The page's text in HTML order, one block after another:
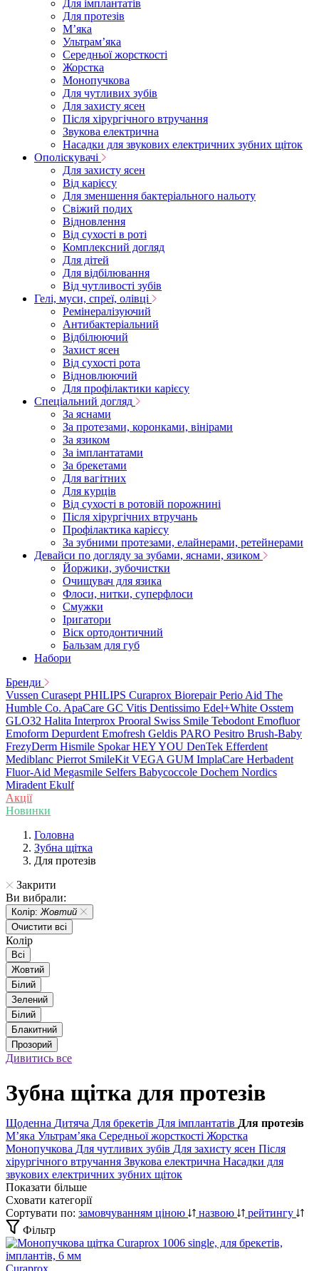
Для імплантатів
Для протезів
Мʼяка
Ультрамʼяка
Середньої жорсткості
Жорстка
Монопучкова
Для чутливих зубів
Для захисту ясен
Після хірургічного втручання
Звукова електрична
Насадки для звукових електричних зубних щіток
Ополіскувачі
Для захисту ясен
Від карієсу
Для зменшення бактеріального нальоту
Свіжий подих
Відновлення
Від сухості в роті
Комплексний догляд
Для дітей
Для відбілювання
Від чутливості зубів
Гелі, муси, спреї, олівці
Ремінералізуючий
Антибактеріальний
Відбілюючий
Захист ясен
Від сухості рота
Відновлюючий
Для профілактики карієсу
Спеціальний догляд
За яснами
За протезами, коронками, вінірами
За язиком
За імплантатами
За брекетами
Для вагітних
Для курців
Від сухості в ротовій порожнині
Після хірургічних втручань
Профілактика карієсу
За зубними протезами, елайнерами, ретейнерами
Девайси по догляду за зубами, яснами, язиком
Йоржики, зубочистки
Очищувач для язика
Флоси, нитки, суперфлоси
Смужки
Іригатори
Віск ортодонтичний
Бальзам для губ
Набори
Бренди
Vussen Curasept PHILIPS Curaprox Biorepair Perio Aid The
Humble Co. ApaCare GC Vitis Dentissimo Edel+White Osstem
GLO32 Halita Interprox Prooral Swiss Smile Tebodont Emofluor
Emoform Depurdent Emofresh Geldis PARO Pesitro Brush-Baby
FrezyDerm Hismile Spokar HEY YOU DenTek Efferdent
Mediblanc Pierrot SmileKit VEGA GUM ImplaCare Herbadent
Fluor-Aid Megasmile Selfers Babycoccole Dochem Nordics
Miradent Ekulf
Акції
Новинки
Головна
Зубна щітка
Для протезів
Закрити
Ви вибрали:
Колір: Жовтий
Очистити всі
Колір
Всі
Жовтий
Білий
Зелений
Білий
Блакитний
Прозорий
Дивитись все
Зубна щітка для протезів
Щоденна Дитяча Для брекетів Для імплантатів Для протезів
Мʼяка Ультрамʼяка Середньої жорсткості Жорстка
Монопучкова Для чутливих зубів Для захисту ясен Після
хірургічного втручання Звукова електрична Насадки для
звукових електричних зубних щіток
Показати більше
Сховати категорії
Сортувати по: замовчуванням ціною назвою
рейтингу
Фільтр